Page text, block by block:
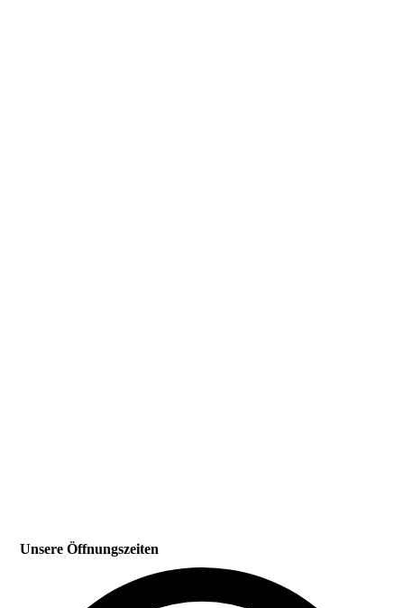
Unsere Öffnungszeiten